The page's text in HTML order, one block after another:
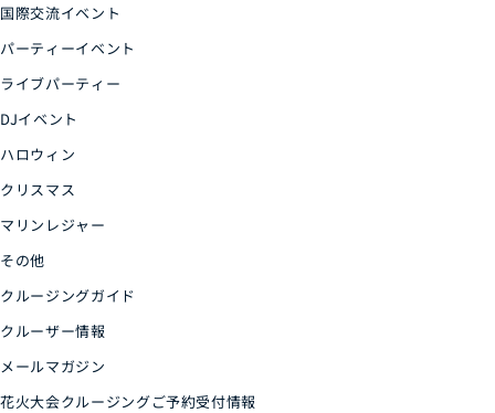
国際交流イベント
パーティーイベント
ライブパーティー
DJイベント
ハロウィン
クリスマス
マリンレジャー
その他
クルージングガイド
クルーザー情報
メールマガジン
花火大会クルージングご予約受付情報